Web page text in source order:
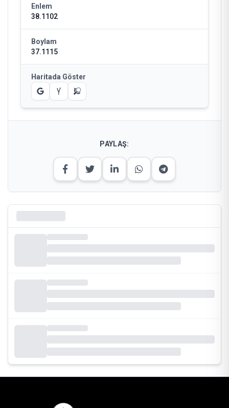
Enlem
38.1102
Boylam
37.1115
Haritada Göster
PAYLAŞ: